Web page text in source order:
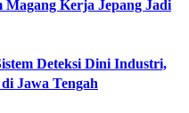
Kerja Jepang Jadi
Deteksi Dini Industri,
Jawa Tengah